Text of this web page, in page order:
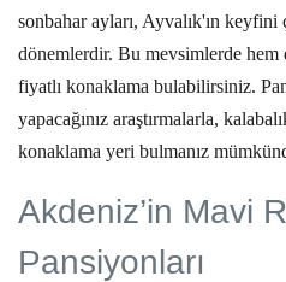
sonbahar ayları, Ayvalık'ın keyfini
dönemlerdir. Bu mevsimlerde hem
fiyatlı konaklama bulabilirsiniz.
yapacağınız araştırmalarla,
konaklama yeri bulmanız
Akdeniz’in Mavi
Pansiyonları